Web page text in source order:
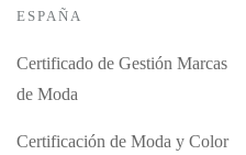
ESPAÑA
Certificado de Gestión Marcas
de Moda
Certificación de Moda y Color